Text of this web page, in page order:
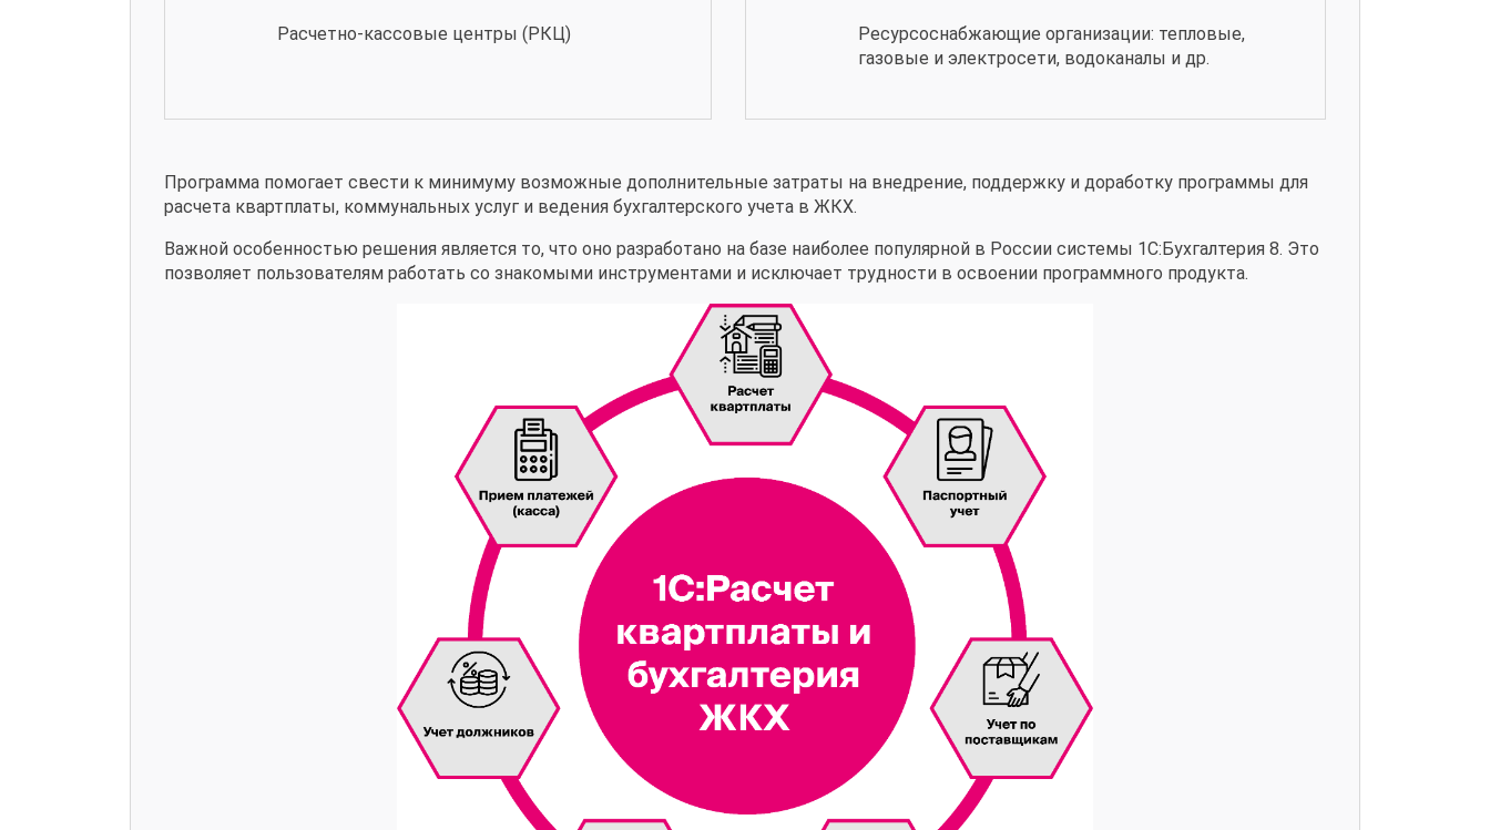
Расчетно-кассовые центры (РКЦ)
Ресурсоснабжающие организации: тепловые,
газовые и электросети, водоканалы и др.
Программа помогает свести к минимуму возможные дополнительные затраты на внедрение, поддержку и доработку программы для
расчета квартплаты, коммунальных услуг и ведения бухгалтерского учета в ЖКХ.
Важной особенностью решения является то, что оно разработано на базе наиболее популярной в России системы 1С:Бухгалтерия 8. Это
позволяет пользователям работать со знакомыми инструментами и исключает трудности в освоении программного продукта.